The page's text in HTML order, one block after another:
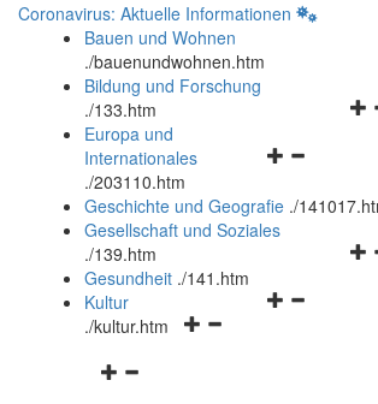
Coronavirus: Aktuelle Informationen
Bauen und Wohnen
./bauenundwohnen.htm
Bildung und Forschung
./133.htm
und
schließen
Europa und
Internationales
./203110.htm
Geschichte und Geografie ./
Gesellschaft und Soziales
./139.htm
Gesundheit ./141.htm
Navigationsmenü
Kultur
./kultur.htm
Navigationsmenü